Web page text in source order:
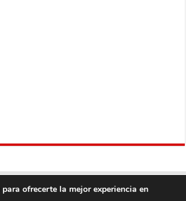
ofrecerte la mejor experiencia en